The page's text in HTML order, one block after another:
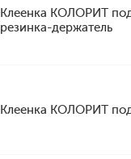
Клеенка КОЛОРИТ
резинка-держатель
Клеенка КОЛОРИТ